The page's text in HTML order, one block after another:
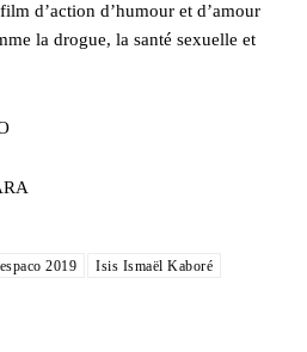
d’action d’humour et d’amour
la drogue, la santé sexuelle et
2019 Isis Ismaël Kaboré